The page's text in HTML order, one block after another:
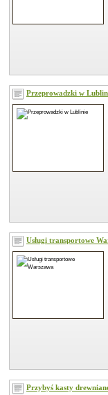
Przeprowadzki w
Usługi transportowe
Przybyś kasty